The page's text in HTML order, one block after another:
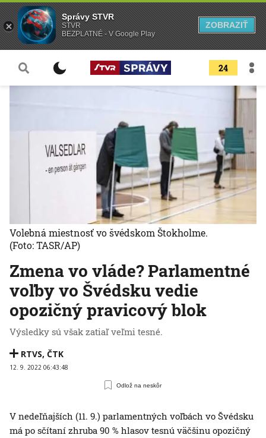
24
Zmena vo vláde? Parlamentné
voľby vo Švédsku vedie
opozičný pravicový blok
Výsledky sú však zatiaľ veľmi tesné.
RTVS, ČTK
12. 9. 2022 06:43:48
Odlož na neskôr
Volebná miestnosť vo švédskom Štokholme.
(Foto: TASR/AP)
V nedeľňajších (11. 9.) parlamentných voľbách vo Švédsku
má po sčítaní zhruba 90 % hlasov tesnú väčšinu opozičný
Správy STVR
STVR
BEZPLATNÉ - V Google Play
ZOBRAZIŤ